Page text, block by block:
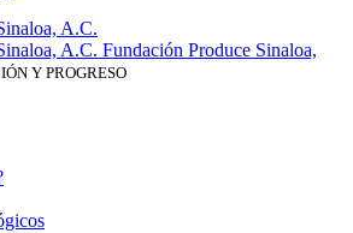
Fundación Produce Sinaloa,
Y PROGRESO